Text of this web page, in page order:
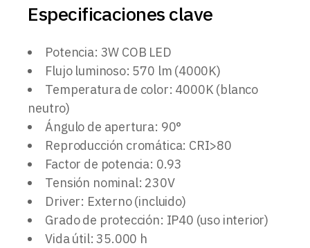
Especificaciones clave
Potencia: 3W COB LED
Flujo luminoso: 570 lm (4000K)
Temperatura de color: 4000K (blanco
neutro)
Ángulo de apertura: 90°
Reproducción cromática: CRI>80
Factor de potencia: 0.93
Tensión nominal: 230V
Driver: Externo (incluido)
Grado de protección: IP40 (uso interior)
Vida útil: 35.000 h